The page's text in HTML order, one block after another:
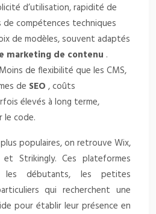
d’utilisation, rapidité de
de compétences techniques
de modèles, souvent adaptés
marketing de contenu .
Moins de flexibilité que les CMS,
de SEO , coûts
élevés à long terme,
le code.
populaires, on retrouve Wix,
et Strikingly. Ces plateformes
débutants, les petites
qui recherchent une
pour établir leur présence en